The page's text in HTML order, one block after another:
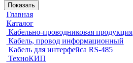
Показать
Главная
Каталог
Кабельно-проводниковая продукция
Кабель, провод информационный
Кабель для интерфейса RS-485
ТехноКИП